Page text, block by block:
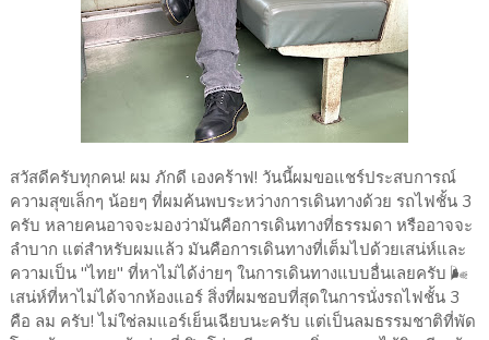
สวัสดีครับทุกคน! ผม ภักดี เองคร้าฟ! วันนี้ผมขอแชร์ประสบการณ์
ความสุขเล็กๆ น้อยๆ ที่ผมค้นพบระหว่างการเดินทางด้วย รถไฟชั้น 3
ครับ หลายคนอาจจะมองว่ามันคือการเดินทางที่ธรรมดา หรืออาจจะ
ลำบาก แต่สำหรับผมแล้ว มันคือการเดินทางที่เต็มไปด้วยเสน่ห์และ
ความเป็น "ไทย" ที่หาไม่ได้ง่ายๆ ในการเดินทางแบบอื่นเลยครับ 🌬️
เสน่ห์ที่หาไม่ได้จากห้องแอร์ สิ่งที่ผมชอบที่สุดในการนั่งรถไฟชั้น 3
คือ ลม ครับ! ไม่ใช่ลมแอร์เย็นเฉียบนะครับ แต่เป็นลมธรรมชาติที่พัด